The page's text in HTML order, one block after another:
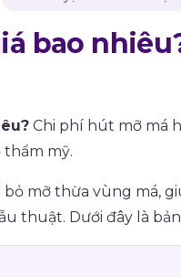
bao
Chi phí hút mỡ má
thẩm mỹ.
mỡ thừa vùng má,
thuật. Dưới đây là